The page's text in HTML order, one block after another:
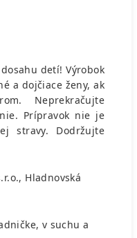
detí! Výrobok
a dojčiace ženy, ak
Neprekračujte
Prípravok nie je
stravy. Dodržujte
Hladnovská
v suchu a